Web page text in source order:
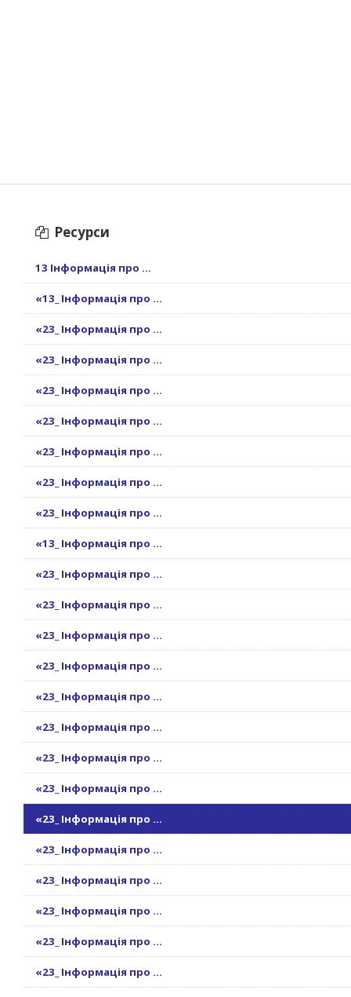
Ресурси
13 Інформація про ...
«13_ Інформація про ...
«23_ Інформація про ...
«23_ Інформація про ...
«23_ Інформація про ...
«23_ Інформація про ...
«23_ Інформація про ...
«23_ Інформація про ...
«23_ Інформація про ...
«13_ Інформація про ...
«23_ Інформація про ...
«23_ Інформація про ...
«23_ Інформація про ...
«23_ Інформація про ...
«23_ Інформація про ...
«23_ Інформація про ...
«23_ Інформація про ...
«23_ Інформація про ...
«23_ Інформація про ...
«23_ Інформація про ...
«23_ Інформація про ...
«23_ Інформація про ...
«23_ Інформація про ...
«23_ Інформація про ...